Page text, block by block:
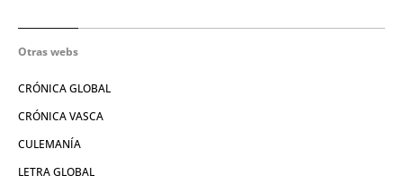
Otras webs
CRÓNICA GLOBAL
CRÓNICA VASCA
CULEMANÍA
LETRA GLOBAL